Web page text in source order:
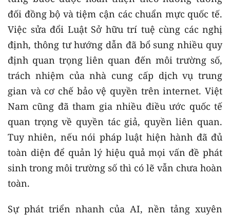
đối đồng bộ và tiệm cận các chuẩn mực quốc tế.
Việc sửa đổi Luật Sở hữu trí tuệ cùng các nghị
định, thông tư hướng dẫn đã bổ sung nhiều quy
định quan trọng liên quan đến môi trường số,
trách nhiệm của nhà cung cấp dịch vụ trung
gian và cơ chế bảo vệ quyền trên internet. Việt
Nam cũng đã tham gia nhiều điều ước quốc tế
quan trọng về quyền tác giả, quyền liên quan.
Tuy nhiên, nếu nói pháp luật hiện hành đã đủ
toàn diện để quản lý hiệu quả mọi vấn đề phát
sinh trong môi trường số thì có lẽ vẫn chưa hoàn
toàn.
Sự phát triển nhanh của AI, nền tảng xuyên